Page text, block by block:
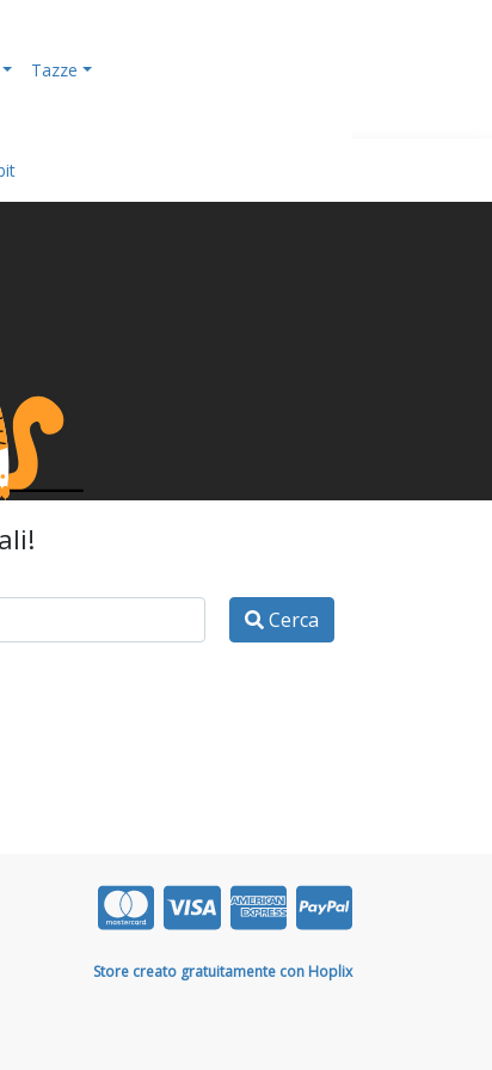
Tazze
Cerca
Store creato gratuitamente con Hoplix